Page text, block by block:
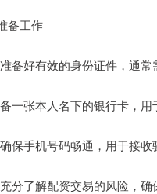
备工作
备好有效的身份证件，通常
一张本人名下的银行卡，用
保手机号码畅通，用于接收
分了解配资交易的风险，确